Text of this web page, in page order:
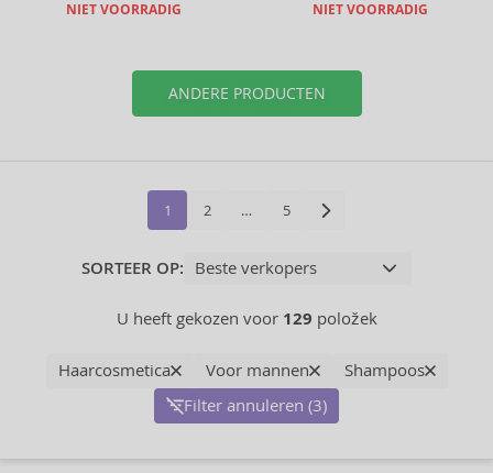
NIET VOORRADIG NIET VOORRADIG
ANDERE PRODUCTEN
1 2 … 5
SORTEER OP:
U heeft gekozen voor 129 položek
Haarcosmetica Voor mannen
Shampoos
Filter annuleren (3)